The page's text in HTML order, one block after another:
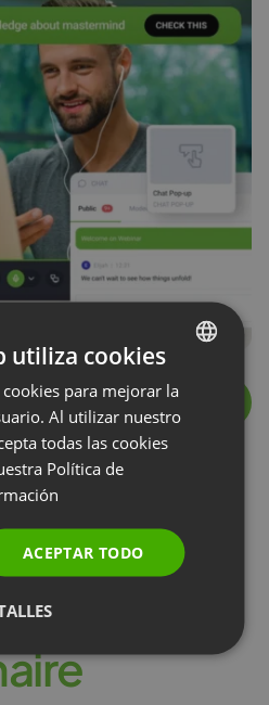
suite
de la
n d
aire
ENGLISH
FRENCH
RUSSIAN
SPANISH
utiliza cookies
para mejorar la
Al utilizar nuestro
todas las cookies
Política de
ACEPTAR TODO